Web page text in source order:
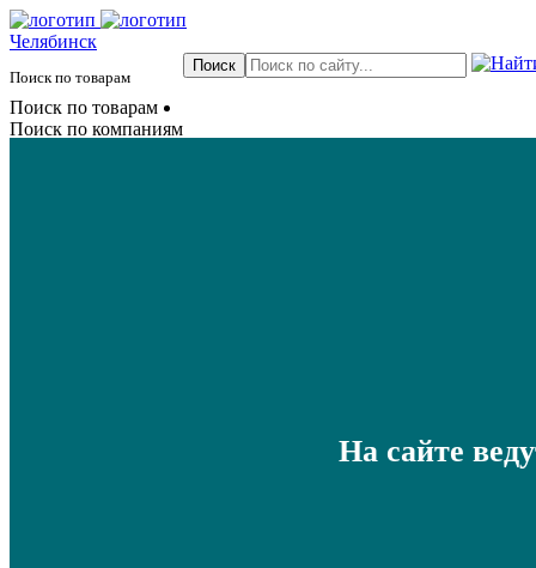
Челябинск
Поиск по товарам
Поиск по товарам
Поиск по компаниям
На сайте